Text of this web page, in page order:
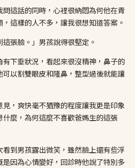
問這話的同時，心裡很納悶為何他在青
這樣的人不多，讓我很想知道答案。
這張臉。」男孩說得很堅定。
下垂狀況，看起來很沒精神，鼻子的
以割雙眼皮和隆鼻，整型過後就能讓
，爽快毫不猶豫的程度讓我更是印象
麼，為何這麼不喜歡爸媽生的這張
到男孩露出微笑，雖然臉上還有些浮
因為心情變好，回診時他說了特別多